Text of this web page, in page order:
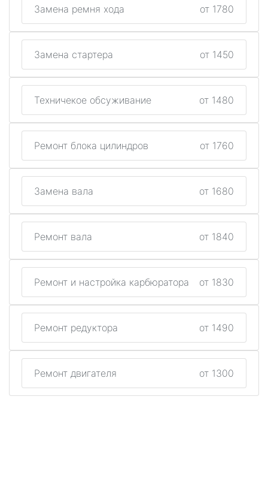
Замена ремня хода от 1780
Замена стартера от 1450
Техничекое обсуживание от 1480
Ремонт блока цилиндров от 1760
Замена вала от 1680
Ремонт вала от 1840
Ремонт и настройка карбюратора от 1830
Ремонт редуктора от 1490
Ремонт двигателя от 1300